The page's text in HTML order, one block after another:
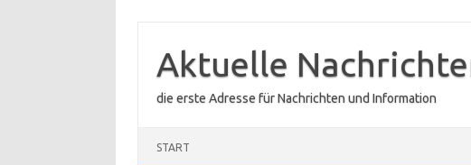
springen
Aktuelle
die erste Adresse für Nachrichten und Information
START